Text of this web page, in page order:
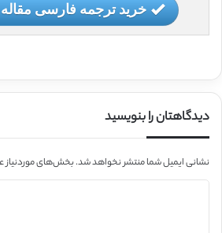
خرید ترجمه فارسی
دیدگاهتان را بنویسید
نشانی ایمیل شما منتشر نخواهد شد.بخش‌های موردنیاز